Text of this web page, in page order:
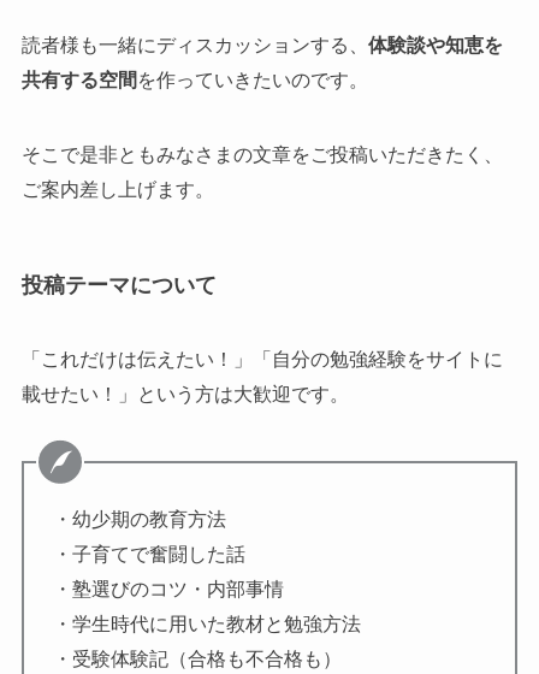
読者様も一緒にディスカッションする、 体験談や知恵を
共有する空間 を作っていきたいのです。
そこで是非ともみなさまの文章をご投稿いただきたく、
ご案内差し上げます。
投稿テーマについて
「これだけは伝えたい！」「自分の勉強経験をサイトに
載せたい！」という方は大歓迎です。
・幼少期の教育方法
・子育てで奮闘した話
・塾選びのコツ・内部事情
・学生時代に用いた教材と勉強方法
・受験体験記（合格も不合格も）